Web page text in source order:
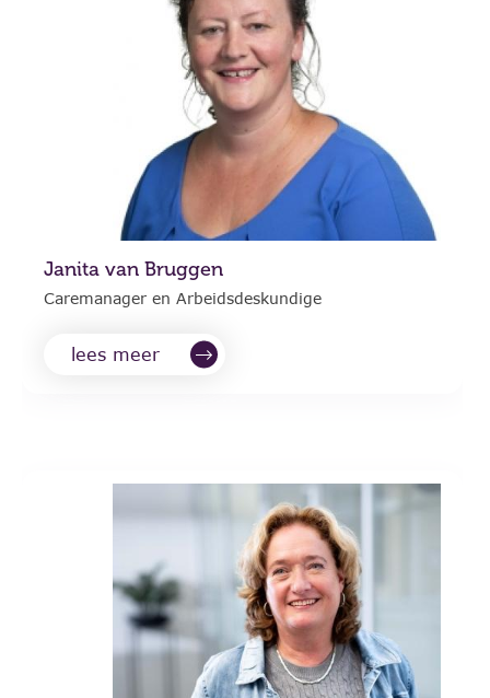
Janita van Bruggen
Caremanager en Arbeidsdeskundige
lees meer